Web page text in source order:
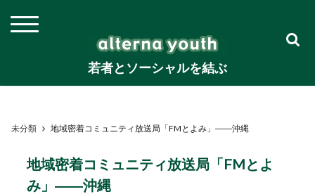
若者とソーシャルを結ぶ
未分類 地域密着コミュニティ放送局「FMとよみ」――沖縄
地域密着コミュニティ放送局「FMとよ
み」――沖縄